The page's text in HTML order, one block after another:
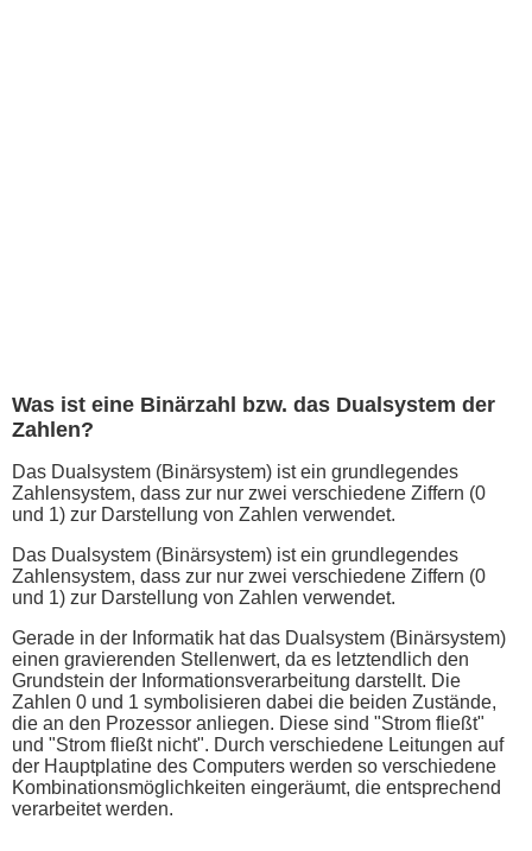
Was ist eine Binärzahl bzw. das Dualsystem der
Zahlen?
Das Dualsystem (Binärsystem) ist ein grundlegendes
Zahlensystem, dass zur nur zwei verschiedene Ziffern (0
und 1) zur Darstellung von Zahlen verwendet.
Das Dualsystem (Binärsystem) ist ein grundlegendes
Zahlensystem, dass zur nur zwei verschiedene Ziffern (0
und 1) zur Darstellung von Zahlen verwendet.
Gerade in der Informatik hat das Dualsystem (Binärsystem)
einen gravierenden Stellenwert, da es letztendlich den
Grundstein der Informationsverarbeitung darstellt. Die
Zahlen 0 und 1 symbolisieren dabei die beiden Zustände,
die an den Prozessor anliegen. Diese sind "Strom fließt"
und "Strom fließt nicht". Durch verschiedene Leitungen auf
der Hauptplatine des Computers werden so verschiedene
Kombinationsmöglichkeiten eingeräumt, die entsprechend
verarbeitet werden.